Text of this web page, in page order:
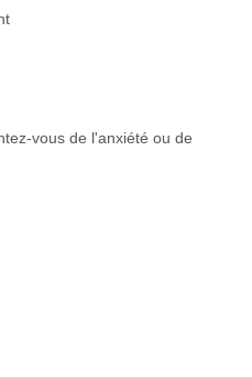
vous de l'anxiété ou de